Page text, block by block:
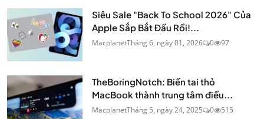
Siêu Sale "Back To School 2026" Của
Apple Sắp Bắt Đầu Rồi!...
MacplanetTháng 6, ngày 01, 2026 0 97
TheBoringNotch: Biến tai thỏ
MacBook thành trung tâm điều...
MacplanetTháng 5, ngày 24, 2025 0 515